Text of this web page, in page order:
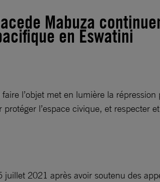
Mabuza
en Eswatini
l’objet met en lumière la
l’espace civique, et respecter
2021 après avoir soutenu des